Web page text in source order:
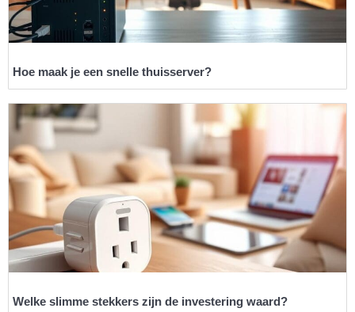
Hoe maak je een snelle thuisserver?
Welke slimme stekkers zijn de investering waard?